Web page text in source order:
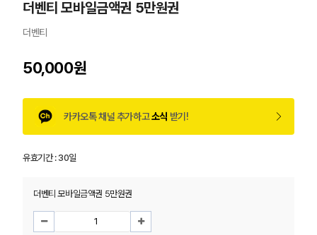
더벤티 모바일금액권 5만원권
더벤티
50,000원
카카오톡 채널 추가하고소식 받기!
유효기간 :30일
더벤티 모바일금액권 5만원권